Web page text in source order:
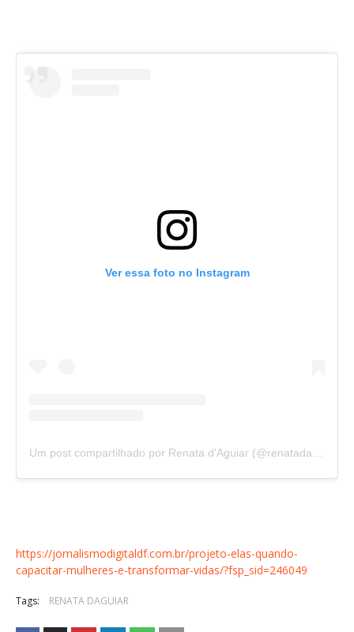
Ver essa foto no Instagram
https://jornalismodigitaldf.com.br/projeto-elas-quando-
capacitar-mulheres-e-transformar-vidas/?fsp_sid=246049
Tags: RENATA DAGUIAR